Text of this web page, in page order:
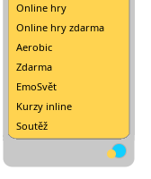
Online hry
Online hry zdarma
Aerobic
Zdarma
EmoSvět
Kurzy inline
Soutěž